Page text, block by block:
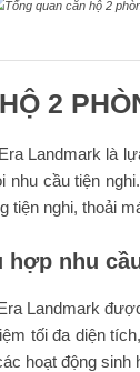
2
Landmark là
nhu cầu tiện
tiện nghi, thoải
hợp nhu
Landmark
tối đa diện
hoạt động